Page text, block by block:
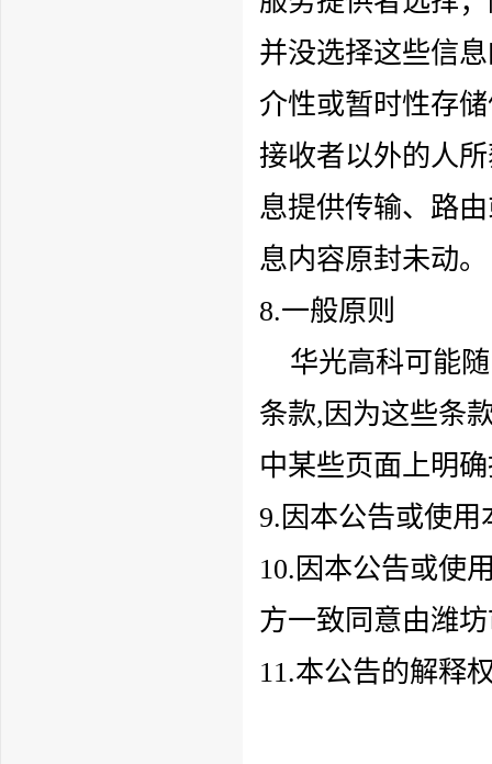
并没选择这些信
介性或暂时性存
接收者以外的人
息提供传输、路
息内容原封未动。
8.一般原则
华光高科可能
条款,因为这些条
中某些页面上明
9.因本公告或使
10.因本公告或使
方一致同意由潍
11.本公告的解释